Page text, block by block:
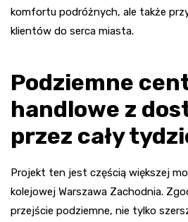
komfortu podróżnych, ale także
klientów do serca miasta.
Podziemne
handlowe z
przez cały
Projekt ten jest częścią większej
kolejowej Warszawa Zachodnia.
przejście podziemne, nie tylko